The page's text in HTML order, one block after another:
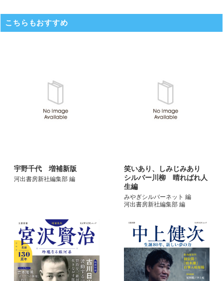
こちらもおすすめ
宇野千代 増補新版
河出書房新社編集部 編
笑いあり、しみじみあり
シルバー川柳 晴ればれ人
生編
みやぎシルバーネット 編
河出書房新社編集部 編